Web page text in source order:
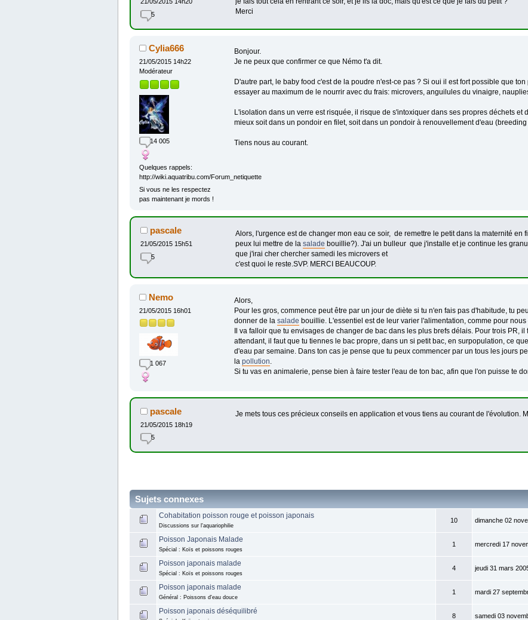
5
Merci
Cylia666
21/05/2015 14h22
Modérateur
14 005
Quelques rappels:
http://wiki.aquatribu.com/Forum_netiquette
Si vous ne les respectez
pas maintenant je mords !
Bonjour.
Je ne peux que confirmer ce que Némo t'a dit.
D'autre part, le baby food c'est de la poudre n'est-ce pas ? Si oui il est fort possible que
essayer au maximum de le nourrir avec du frais: microvers, anguilules du vinaigre,
L'isolation dans un verre est risquée, il risque de s'intoxiquer dans ses propres déchets et
mieux soit dans un pondoir en filet, soit dans un pondoir à renouvellement d'eau (breeding
Tiens nous au courant.
pascale
21/05/2015 15h51
5
Alors, l'urgence est de changer mon eau ce soir, de remettre le petit dans la maternité en
peux lui mettre de la salade bouillie?). J'ai un bulleur que j'installe et je continue les
que j'irai cher chercher samedi les microvers et
c'est quoi le reste.SVP. MERCI BEAUCOUP.
Nemo
21/05/2015 16h01
1 067
Alors,
Pour les gros, commence peut être par un jour de diète si tu n'en fais pas d'habitude, tu
donner de la salade bouillie. L'essentiel est de leur varier l'alimentation, comme pour nous
Il va falloir que tu envisages de changer de bac dans les plus brefs délais. Pour trois PR,
attendant, il faut que tu tiennes le bac propre, dans un si petit bac, en surpopulation, ce
d'eau par semaine. Dans ton cas je pense que tu peux commencer par un tous les jours
la pollution
Si tu vas en animalerie, pense bien à faire tester l'eau de ton bac, afin que l'on puisse te
pascale
21/05/2015 18h19
5
Je mets tous ces précieux conseils en application et vous tiens au courant de l'évolution.
Sujets connexes
Cohabitation poisson rouge et poisson japonais
Discussions sur l'aquariophilie
10 dimanche 02
Poisson Japonais Malade
Spécial : Koïs et poissons rouges
1 mercredi 17
Poisson japonais malade
Spécial : Koïs et poissons rouges
4 jeudi 31 mars
Poisson japonais malade
Général : Poissons d'eau douce
1 mardi 27
Poisson japonais déséquilibré
8 samedi 03